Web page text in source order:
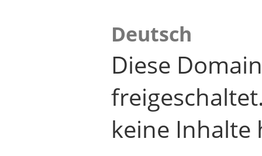
Deutsch
Diese
keine Inhalte